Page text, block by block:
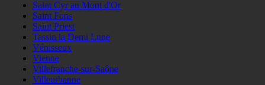
Saint Cyr au Mont d'Or
Saint Fons
Saint Priest
Tassin la Demi Lune
Vénisseux
Vienne
Villefranche-sur-Saône
Villeurbanne